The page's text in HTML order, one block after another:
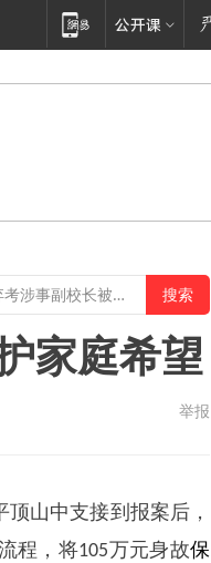
家庭希望
举报
顶山中支接到报案后，
程，将105万元身故保